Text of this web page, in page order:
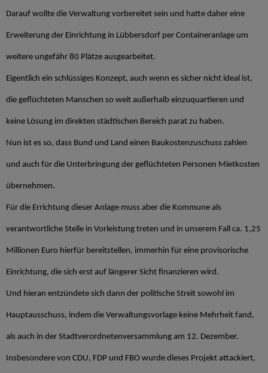
Darauf wollte die Verwaltung vorbereitet sein und hatte daher eine
Erweiterung der Einrichtung in Lübbersdorf per Containeranlage um
weitere ungefähr 80 Plätze ausgearbeitet.
Eigentlich ein schlüssiges Konzept, auch wenn es sicher nicht ideal ist,
die geflüchteten Manschen so weit außerhalb einzuquartieren und
keine Lösung im direkten städtischen Bereich parat zu haben.
Nun ist es so, dass Bund und Land einen Baukostenzuschuss zahlen
und auch für die Unterbringung der geflüchteten Personen Mietkosten
übernehmen.
Für die Errichtung dieser Anlage muss aber die Kommune als
verantwortliche Stelle in Vorleistung treten und in unserem Fall ca. 1,25
Millionen Euro hierfür bereitstellen, immerhin für eine provisorische
Einrichtung, die sich erst auf längerer Sicht finanzieren wird.
Und hieran entzündete sich dann der politische Streit sowohl im
Hauptausschuss, indem die Verwaltungsvorlage keine Mehrheit fand,
als auch in der Stadtverordnetenversammlung am 12. Dezember.
Insbesondere von CDU, FDP und FBO wurde dieses Projekt attackiert,